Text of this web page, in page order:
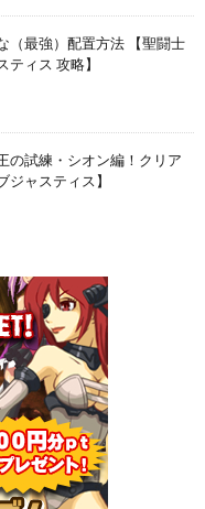
（最強）配置方法 【聖闘士
ィス 攻略】
の試練・シオン編！クリア
ャスティス】